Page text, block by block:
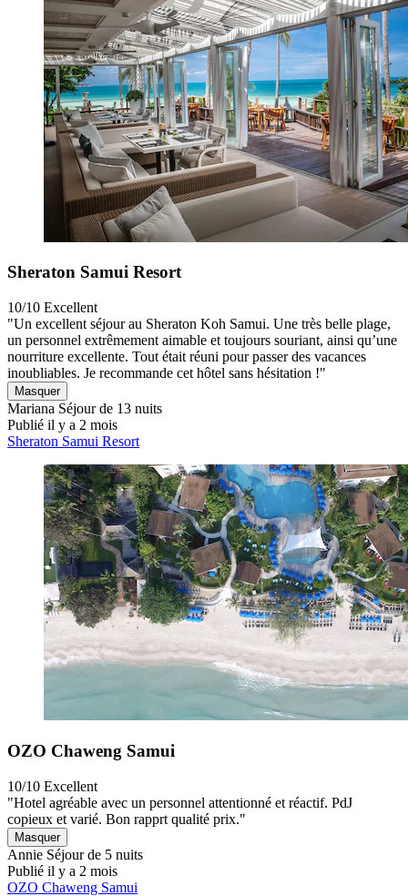
Sheraton Samui Resort
10/10 Excellent
"Un excellent séjour au Sheraton Koh Samui. Une très belle plage,
un personnel extrêmement aimable et toujours souriant, ainsi qu’une
nourriture excellente. Tout était réuni pour passer des vacances
inoubliables. Je recommande cet hôtel sans hésitation !"
Masquer
Mariana Séjour de 13 nuits
Publié il y a 2 mois
Sheraton Samui Resort
OZO Chaweng Samui
10/10 Excellent
"Hotel agréable avec un personnel attentionné et réactif. PdJ
copieux et varié. Bon rapprt qualité prix."
Masquer
Annie Séjour de 5 nuits
Publié il y a 2 mois
OZO Chaweng Samui